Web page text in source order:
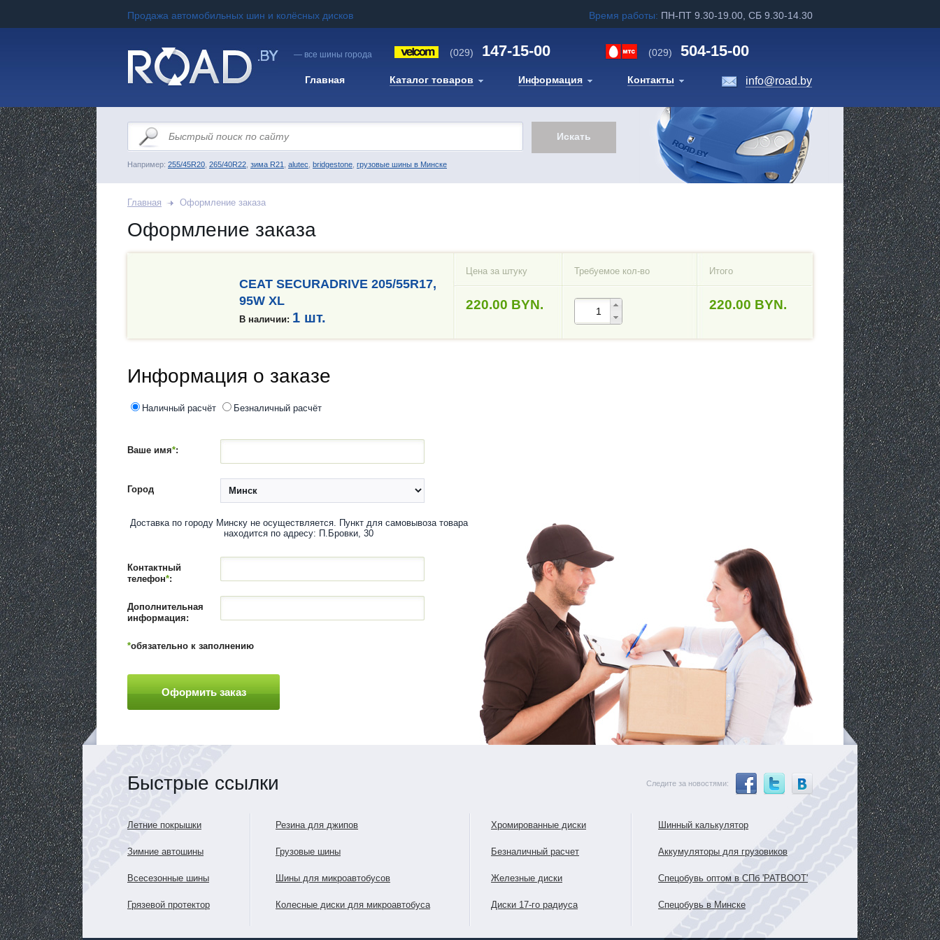
Продажа автомобильных шин и колёсных дисков Время работы: ПН-ПТ 9.30-19.00, СБ 9.30-14.30
— все шины города (029) 147-15-00 (029) 504-15-00
Главная Каталог товаров Информация Контакты info@road.by
Например: 255/45R20 265/40R22 зима R21 alutec bridgestone грузовые шины в Минске
Главная Оформление заказа
Оформление заказа
CEAT SECURADRIVE 205/55R17,
95W XL
В наличии: 1 шт.
Цена за штуку Требуемое кол-во Итого
220.00 BYN. 220.00 BYN.
Информация о заказе
Наличный расчёт Безналичный расчёт
Ваше имя*:
Город
Доставка по городу Минску не осуществляется. Пункт для самовывоза товара
находится по адресу: П.Бровки, 30
Контактный
телефон*:
Дополнительная
информация:
*обязательно к заполнению
Быстрые ссылки Следите за новостями:
Летние покрышки
Зимние автошины
Всесезонные шины
Грязевой протектор
Резина для джипов
Грузовые шины
Шины для микроавтобусов
Колесные диски для микроавтобуса
Хромированные диски
Безналичный расчет
Железные диски
Диски 17-го радиуса
Шинный калькулятор
Аккумуляторы для грузовиков
Спецобувь оптом в СПб 'PATBOOT'
Спецобувь в Минске